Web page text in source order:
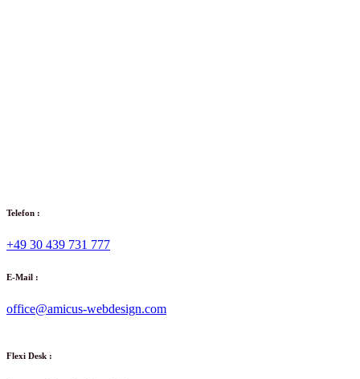
Telefon :
+49 30 439 731 777
E-Mail :
office@amicus-webdesign.com
Flexi Desk :